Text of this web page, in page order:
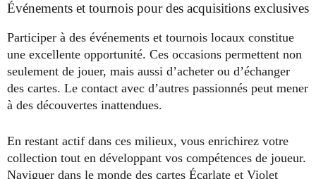
Événements et tournois pour des acquisitions exclusives
Participer à des événements et tournois locaux constitue
une excellente opportunité. Ces occasions permettent non
seulement de jouer, mais aussi d’acheter ou d’échanger
des cartes. Le contact avec d’autres passionnés peut mener
à des découvertes inattendues.
En restant actif dans ces milieux, vous enrichirez votre
collection tout en développant vos compétences de joueur.
Naviguer dans le monde des cartes Écarlate et Violet